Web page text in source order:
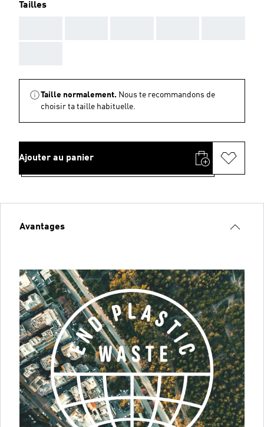
Tailles
Taille normalement. Nous te recommandons de
choisir ta taille habituelle.
Ajouter au panier
Avantages